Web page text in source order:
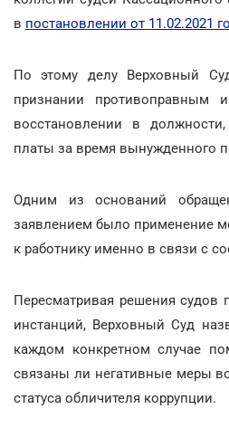
в постановлении от 11.02.2021
По этому делу Верховный
признании противоправным
восстановлении в
платы за время вынужденного
Одним из оснований
заявлением было применение
к работнику именно в связи с
Пересматривая решения судов
инстанций, Верховный Суд
каждом конкретном случае
связаны ли негативные меры
статуса обличителя коррупции.